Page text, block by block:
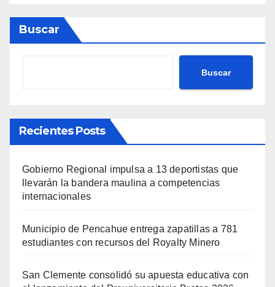
Buscar
Buscar
Recientes Posts
Gobierno Regional impulsa a 13 deportistas que
llevarán la bandera maulina a competencias
internacionales
Municipio de Pencahue entrega zapatillas a 781
estudiantes con recursos del Royalty Minero
San Clemente consolidó su apuesta educativa con